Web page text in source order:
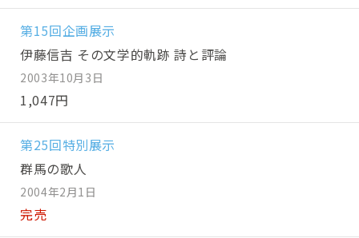
第15回企画展示
伊藤信吉 その文学的軌跡 詩と評論
2003年10月3日
1,047円
第25回特別展示
群馬の歌人
2004年2月1日
完売